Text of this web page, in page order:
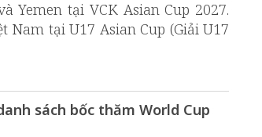
Yemen tại VCK Asian Cup 2027.
tại U17 Asian Cup (Giải U17
sách bốc thăm World Cup